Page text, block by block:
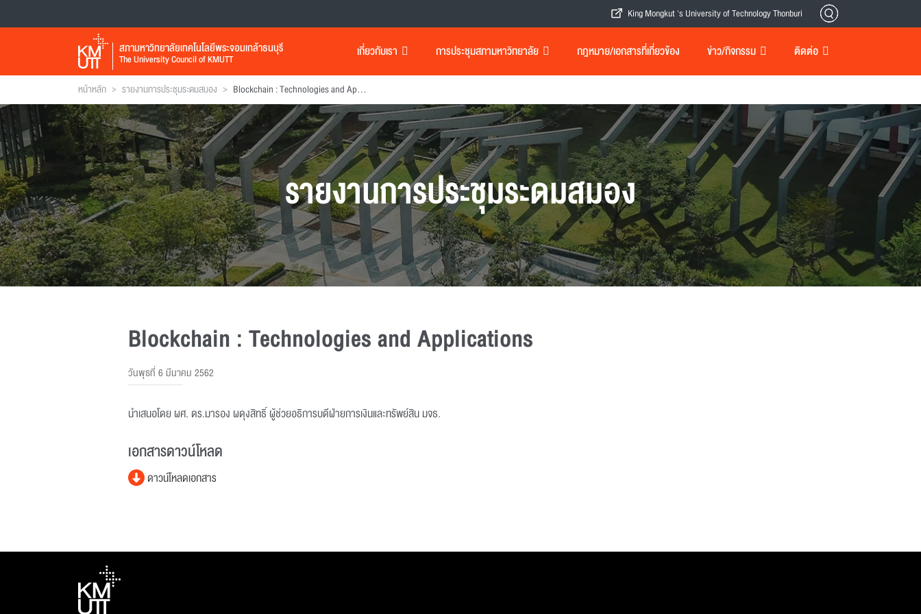
King Mongkut 's University of Technology Thonburi
สภามหาวิทยาลัยเทคโนโลยีพระจอมเกล้าธนบุรี
The University Council of KMUTT เกี่ยวกับเรา การประชุมสภามหาวิทยาลัย กฎหมาย/เอกสารที่เกี่ยวข้อง ข่าว/กิจกรรม ติดต่อ
หน้าหลัก > รายงานการประชุมระดมสมอง > Blockchain : Technologies and Applications
รายงานการประชุมระดมสมอง
Blockchain : Technologies and Applications
วันพุธที่ 6 มีนาคม 2562
นำเสนอโดย ผศ. ดร.มารอง ผดุงสิทธิ์ ผู้ช่วยอธิการบดีฝ่ายการเงินและทรัพย์สิน มจธ.
เอกสารดาวน์โหลด
ดาวน์โหลดเอกสาร